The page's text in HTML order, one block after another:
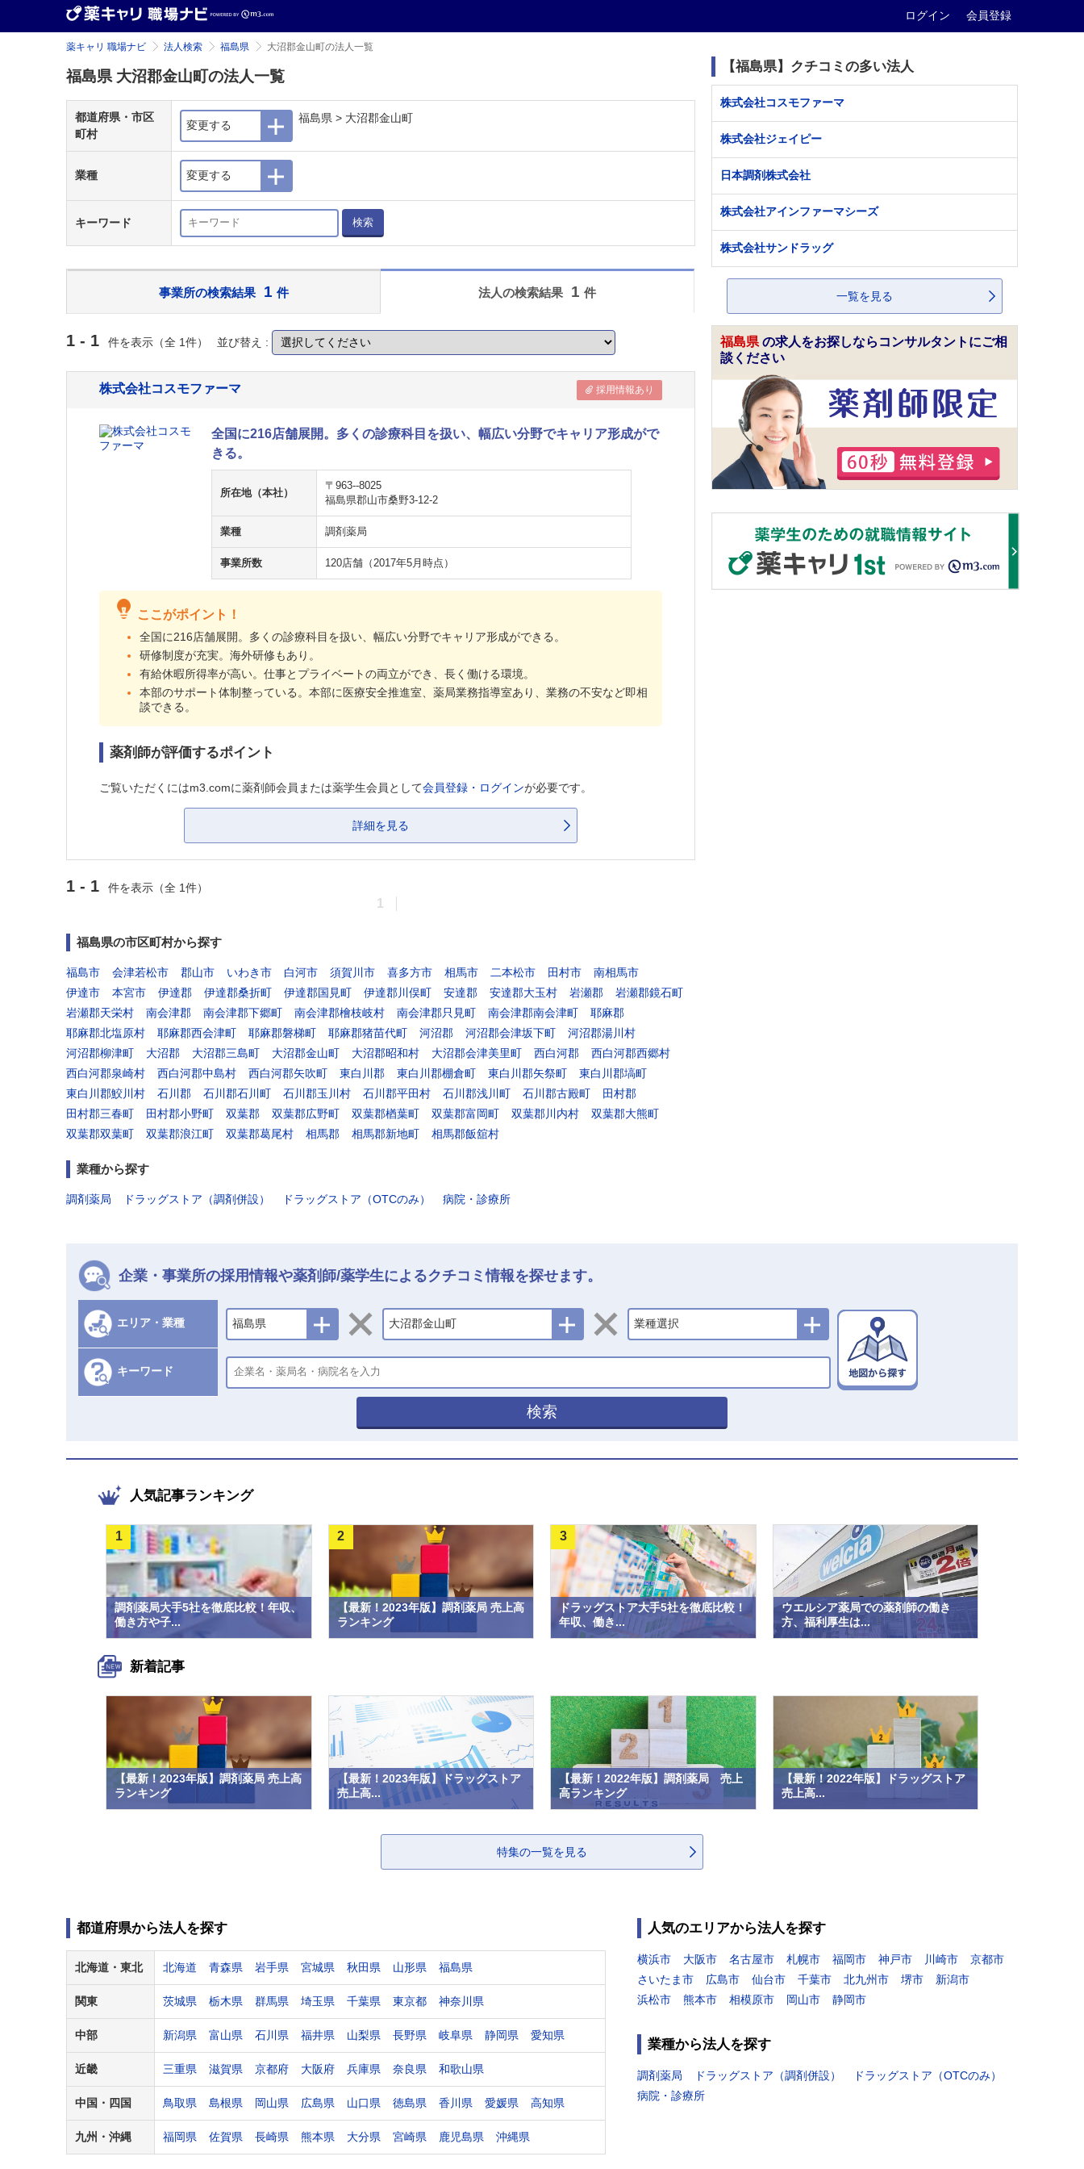
ログイン 会員登録
薬キャリ 職場ナビ 法人検索 福島県 大沼郡金山町の法人一覧
福島県 大沼郡金山町の法人一覧
都道府県・市区
町村
変更する
福島県 > 大沼郡金山町
業種 変更する
キーワード 検索
事業所の検索結果 1 件 法人の検索結果 1 件
1 - 1 件を表示（全 1件） 並び替え :
株式会社コスモファーマ 採用情報あり
全国に216店舗展開。多くの診療科目を扱い、幅広い分野でキャリア形成がで
きる。
所在地（本社）
〒963--8025
福島県郡山市桑野3-12-2
業種 調剤薬局
事業所数 120店舗（2017年5月時点）
ここがポイント！
全国に216店舗展開。多くの診療科目を扱い、幅広い分野でキャリア形成ができる。
研修制度が充実。海外研修もあり。
有給休暇所得率が高い。仕事とプライベートの両立ができ、長く働ける環境。
本部のサポート体制整っている。本部に医療安全推進室、薬局業務指導室あり、業務の不安など即相
談できる。
薬剤師が評価するポイント
ご覧いただくにはm3.comに薬剤師会員または薬学生会員として会員登録・ログインが必要です。
詳細を見る
1 - 1 件を表示（全 1件）
1
福島県の市区町村から探す
福島市 会津若松市 郡山市 いわき市 白河市 須賀川市 喜多方市 相馬市 二本松市 田村市
南相馬市
伊達市
本宮市 伊達郡 伊達郡桑折町 伊達郡国見町 伊達郡川俣町 安達郡 安達郡大玉村 岩瀬郡
岩瀬郡鏡石町
岩瀬郡天栄村
南会津郡 南会津郡下郷町 南会津郡檜枝岐村 南会津郡只見町 南会津郡南会津町
耶麻郡
耶麻郡北塩原村
耶麻郡西会津町 耶麻郡磐梯町 耶麻郡猪苗代町 河沼郡 河沼郡会津坂下町
河沼郡湯川村
河沼郡柳津町
大沼郡 大沼郡三島町 大沼郡金山町 大沼郡昭和村 大沼郡会津美里町 西白河郡
西白河郡西郷村
西白河郡泉崎村
西白河郡中島村 西白河郡矢吹町 東白川郡 東白川郡棚倉町 東白川郡矢祭町
東白川郡塙町
東白川郡鮫川村
石川郡 石川郡石川町 石川郡玉川村 石川郡平田村 石川郡浅川町 石川郡古殿町
田村郡
田村郡三春町
田村郡小野町 双葉郡 双葉郡広野町 双葉郡楢葉町 双葉郡富岡町 双葉郡川内村
双葉郡大熊町
双葉郡双葉町
双葉郡浪江町 双葉郡葛尾村 相馬郡 相馬郡新地町 相馬郡飯舘村
業種から探す
調剤薬局 ドラッグストア（調剤併設） ドラッグストア（OTCのみ） 病院・診療所
【福島県】クチコミの多い法人
株式会社コスモファーマ
株式会社ジェイピー
日本調剤株式会社
株式会社アインファーマシーズ
株式会社サンドラッグ
一覧を見る
福島県 の求人をお探しならコンサルタントにご相
談ください
企業・事業所の採用情報や薬剤師/薬学生によるクチコミ情報を探せます。
エリア・業種 福島県 大沼郡金山町 業種選択
キーワード
検索
人気記事ランキング
調剤薬局大手5社を徹底比較！年収、
働き方や子...
1
【最新！2023年版】調剤薬局 売上高
ランキング
2
ドラッグストア大手5社を徹底比較！
年収、働き...
3
ウエルシア薬局での薬剤師の働き
方、福利厚生は...
新着記事
【最新！2023年版】調剤薬局 売上高
ランキング
【最新！2023年版】ドラッグストア
売上高...
【最新！2022年版】調剤薬局 売上
高ランキング
【最新！2022年版】ドラッグストア
売上高...
特集の一覧を見る
都道府県から法人を探す
北海道・ 東北 北海道 青森県 岩手県 宮城県 秋田県 山形県 福島県
関東 茨城県 栃木県 群馬県 埼玉県 千葉県 東京都 神奈川県
中部 新潟県 富山県 石川県 福井県 山梨県 長野県 岐阜県 静岡県 愛知県
近畿 三重県 滋賀県 京都府 大阪府 兵庫県 奈良県 和歌山県
中国・ 四国 鳥取県 島根県 岡山県 広島県 山口県 徳島県 香川県 愛媛県 高知県
九州・ 沖縄 福岡県 佐賀県 長崎県 熊本県 大分県 宮崎県 鹿児島県 沖縄県
人気のエリアから法人を探す
横浜市 大阪市 名古屋市 札幌市 福岡市 神戸市 川崎市
京都市
さいたま市
広島市 仙台市 千葉市 北九州市 堺市
新潟市
浜松市
熊本市 相模原市 岡山市 静岡市
業種から法人を探す
調剤薬局 ドラッグストア（調剤併設）
ドラッグストア（OTCのみ）
病院・診療所